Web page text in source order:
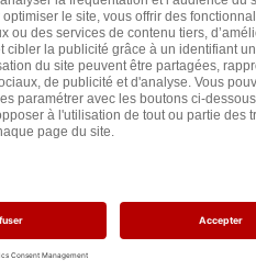
il y a un an
il y a un an
il y a un an
il y a un an